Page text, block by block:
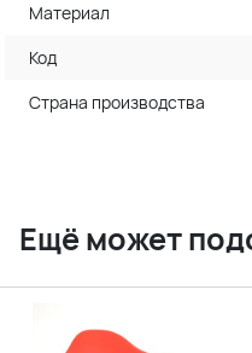
Материал
Код
Страна производства
Ещё может